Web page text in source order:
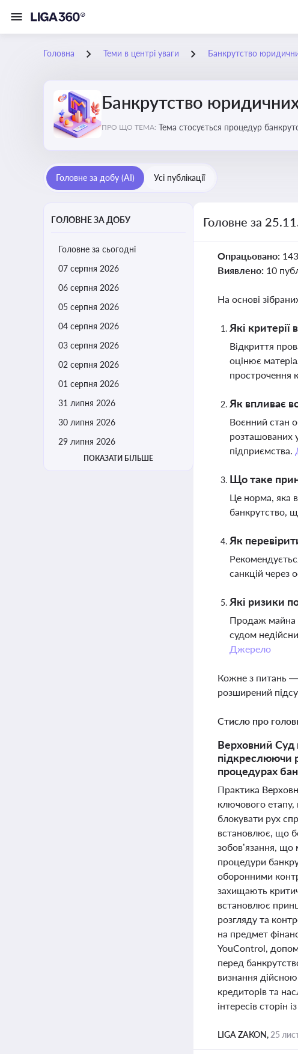
Головна Теми в центрі уваги Банкрутство
Банкрутство
ПРО ЩО ТЕМА: Тема стосується процедур
Головне за добу (AI) Усі публікації
ГОЛОВНЕ ЗА ДОБУ
Головне за сьогодні
07 серпня 2026
06 серпня 2026
05 серпня 2026
04 серпня 2026
03 серпня 2026
02 серпня 2026
01 серпня 2026
31 липня 2026
30 липня 2026
29 липня 2026
ПОКАЗАТИ БІЛЬШЕ
Головне за
Опрацьовано:
Виявлено: 10
На основі
Які
Відкриття
оцінює
прострочення
Як впливає
Воєнний стан
розташованих
підприємства.
Що таке
Це норма, яка
банкрутство,
Як
санкцій через
Які ризики
Продаж майна
судом
Джерело
Кожне з питань —
розширений
Стисло про
Верховний Суд
підкреслюючи
процедурах
Практика
ключового
блокувати рух
встановлює, що
зобов’язання, що
процедури
оборонними
захищають
встановлює
розгляду та
на предмет
YouControl,
перед
визнання
кредиторів та
інтересів сторін
LIGA ZAKON, 25